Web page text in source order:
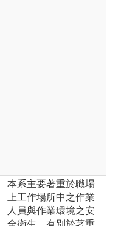
本系主要著重於職場
上工作場所中之作業
人員與作業環境之安
全衛生，有別於著重